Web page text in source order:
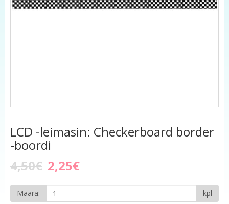
LCD -leimasin: Checkerboard border
-boordi
4,50€ 2,25€
Määrä: kpl